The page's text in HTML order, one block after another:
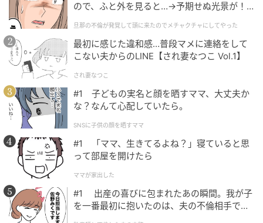
※出演者のコメント全文は以下の通り。
＜コメント全文＞
■山田孝之（ヨシヒコ役）
魔王を倒し10年の歳月が流れました。私たちは誓いま
した。またいずれ、「劇場版として帰ってくる」と。
違うんですよ！ 私が言っていた"帰る"は"カエル"じゃ
ないんですよ！ なぜカエルなんかのために冒険に出な
くてはならないんだ！ 私は巨乳に不倫に忙しいんだ！
おいカエル！ 私は村へ帰るぞ！ メレブさんルーラを！
■木南晴夏（ムラサキ役）
ので、ふと外を見ると…→予期せぬ光景が！
クチャにしてやった
旦那の不倫が発覚して頭に来たのでメチャクチャにしてやった
最初に感じた違和感…普段マメに連絡をして
こない夫からのLINE【され妻なつこ Vol.1】
され妻なつこ
#1 子どもの実名と顔を晒すママ、大丈夫か
な？なんて心配していたら。
SNSに子供の顔を晒すママ
#1 「ママ、生きてるよね？」寝ていると思
って部屋を開けたら
ママが家出した
#1 出産の喜びに包まれたあの瞬間。我が子
を一番最初に抱いたのは、夫の不倫相手でし